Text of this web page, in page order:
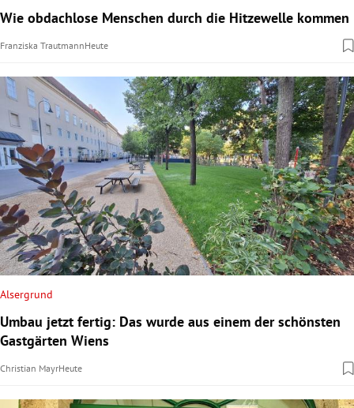
Wie obdachlose Menschen durch die Hitzewelle kommen
Franziska TrautmannHeute
Alsergrund
Umbau jetzt fertig: Das wurde aus einem der schönsten
Gastgärten Wiens
Christian MayrHeute